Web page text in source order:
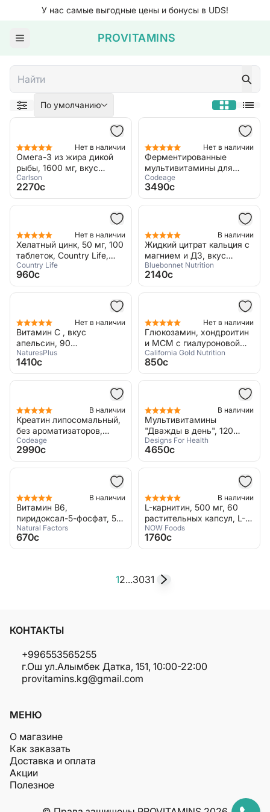
У нас самые выгодные цены и бонусы в UDS!
PROVITAMINS
По умолчанию
Нет в наличии
Омега-3 из жира дикой
рыбы, 1600 мг, вкус
лимон, 200 мл, Carlson,
Omega The Very Finest
Fish Oil
Carlson
2270c
Нет в наличии
Ферментированные
мультивитамины для
мужчин, 120 капсул,
Codeage, Men's Fermented
Multivitamin
Codeage
3490c
Нет в наличии
Хелатный цинк, 50 мг, 100
таблеток, Country Life,
Zinc
Country Life
960c
В наличии
Жидкий цитрат кальция с
магнием и Д3, вкус
ягодный микс, 472 мл,
Bluebonnet Nutrition,
Calcium Magnesium Citrate
Bluebonnet Nutrition
2140c
Нет в наличии
Витамин С , вкус
апельсин, 90
жевательных таблеток,
Natures Plus, Animal
Parade Vitamin C
NaturesPlus
1410c
Нет в наличии
Глюкозамин, хондроитин
и МСМ с гиалуроновой
кислотой, 60
растительных капсул,
California Gold Nutrition,
Glocosamine Chondroitin
MSM plus Hylaurinic Acid
California Gold Nutrition
850c
В наличии
Креатин липосомальный,
без ароматизаторов,
5000 мг, 150 г, Codeage,
Liposomal Creatine Sport
unflavored
Codeage
2990c
В наличии
Мультивитамины
"Дважды в день", 120
капсул, Designs For Health,
Twice Daily Multi
Designs For Health
4650c
В наличии
Витамин B6,
пиридоксал-5-фосфат, 50
мг, 30 капсул, B6,
Pyridoxal 5'-Phosphate
Natural Factors
670c
В наличии
L-карнитин, 500 мг, 60
растительных капсул, L-
Carnitine
NOW Foods
1760c
12...3031
КОНТАКТЫ
+996553565255
г.Ош ул.Алымбек Датка, 151, 10:00-22:00
provitamins.kg@gmail.com
МЕНЮ
О магазине
Как заказать
Доставка и оплата
Акции
Полезное